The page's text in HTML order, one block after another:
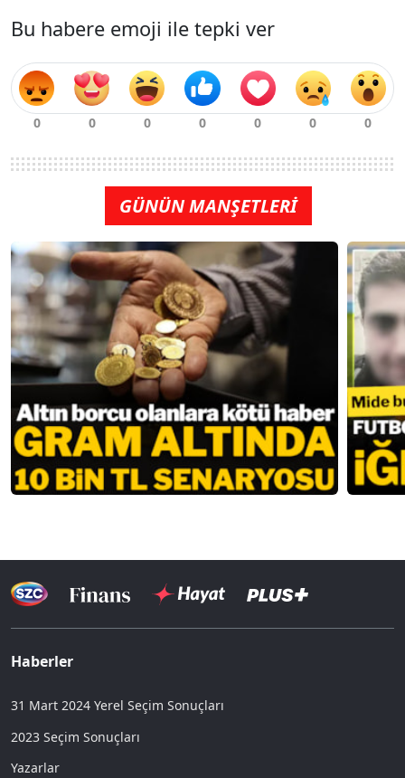
Bu habere emoji ile tepki ver
GÜNÜN MANŞETLERİ
Haberler
31 Mart 2024 Yerel Seçim Sonuçları
2023 Seçim Sonuçları
Yazarlar